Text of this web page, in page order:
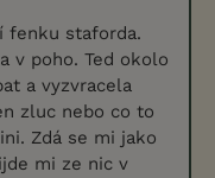
fenku staforda.
v poho. Ted okolo
a vyzvracela
zluc nebo co to
Zdá se mi jako
mi ze nic v